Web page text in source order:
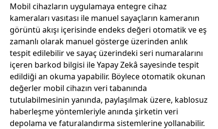
Mobil cihazların uygulamaya entegre cihaz
kameraları vasıtası ile manuel sayaçların kameranın
görüntü akışı içerisinde endeks değeri otomatik ve eş
zamanlı olarak manuel gösterge üzerinden anlık
tespit edilebilir ve sayaç üzerindeki seri numaralarını
içeren barkod bilgisi ile Yapay Zekâ sayesinde tespit
edildiği an okuma yapabilir. Böylece otomatik okunan
değerler mobil cihazın veri tabanında
tutulabilmesinin yanında, paylaşılmak üzere, kablosuz
haberleşme yöntemleriyle anında şirketin veri
depolama ve faturalandırma sistemlerine yollanabilir.